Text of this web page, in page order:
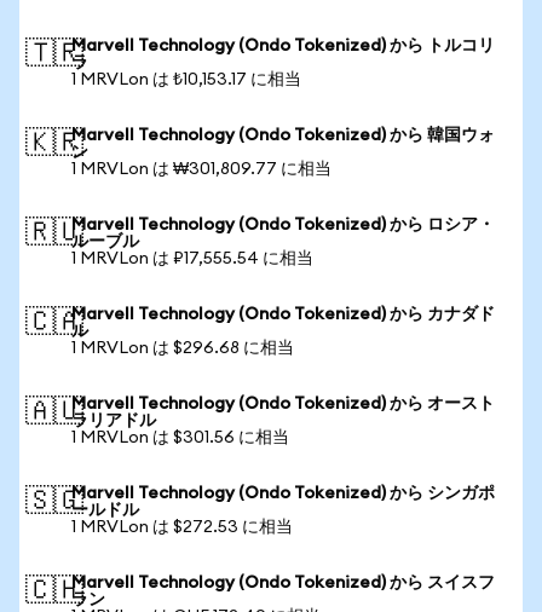
🇹🇷Marvell Technology (Ondo Tokenized) から トルコリ
ラ
1 MRVLon は ₺10,153.17 に相当
🇰🇷Marvell Technology (Ondo Tokenized) から 韓国ウォ
ン
1 MRVLon は ₩301,809.77 に相当
🇷🇺Marvell Technology (Ondo Tokenized) から ロシア・
ルーブル
1 MRVLon は ₽17,555.54 に相当
🇨🇦Marvell Technology (Ondo Tokenized) から カナダド
ル
1 MRVLon は $296.68 に相当
🇦🇺Marvell Technology (Ondo Tokenized) から オースト
ラリアドル
1 MRVLon は $301.56 に相当
🇸🇬Marvell Technology (Ondo Tokenized) から シンガポ
ールドル
1 MRVLon は $272.53 に相当
🇨🇭Marvell Technology (Ondo Tokenized) から スイスフ
ラン